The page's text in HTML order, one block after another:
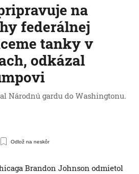
na
federálnej
tanky v
odkázal
Národnú gardu do Washingtonu.
Odlož na neskôr
Brandon Johnson odmietol